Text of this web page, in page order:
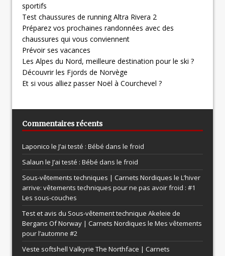
sportifs
Test chaussures de running Altra Rivera 2
Préparez vos prochaines randonnées avec des
chaussures qui vous conviennent
Prévoir ses vacances
Les Alpes du Nord, meilleure destination pour le ski ?
Découvrir les Fjords de Norvège
Et si vous alliez passer Noël à Courchevel ?
Commentaires récents
Laponico le J’ai testé : Bébé dans le froid
Salaun le J’ai testé : Bébé dans le froid
Sous-vêtements techniques | Carnets Nordiques le L’hiver
arrive: vêtements techniques pour ne pas avoir froid : #1
Les sous-couches
Test et avis du Sous-vêtement technique Akeleie de
Bergans Of Norway | Carnets Nordiques le Mes vêtements
pour l’automne #2
Veste softshell Valkyrie The Northface | Carnets